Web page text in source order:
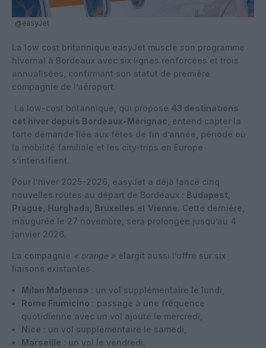
@easyJet
La low cost britannique easyJet muscle son programme
hivernal à Bordeaux avec six lignes renforcées et trois
annualisées, confirmant son statut de première
compagnie de l’aéroport.
La low-cost britannique, qui propose 43 destinations
cet hiver depuis Bordeaux-Mérignac , entend capter la
forte demande liée aux fêtes de fin d’année, période où
la mobilité familiale et les city-trips en Europe
s’intensifient.
Pour l’hiver 2025-2026, easyJet a déjà lancé cinq
nouvelles routes au départ de Bordeaux : Budapest,
Prague, Hurghada, Bruxelles et Vienne. Cette dernière,
inaugurée le 27 novembre, sera prolongée jusqu’au 4
janvier 2026.
La compagnie « orange » élargit aussi l’offre sur six
liaisons existantes :
Milan Malpensa : un vol supplémentaire le lundi,
Rome Fiumicino : passage à une fréquence
quotidienne avec un vol ajouté le mercredi,
Nice : un vol supplémentaire le samedi,
Marseille : un vol le vendredi,